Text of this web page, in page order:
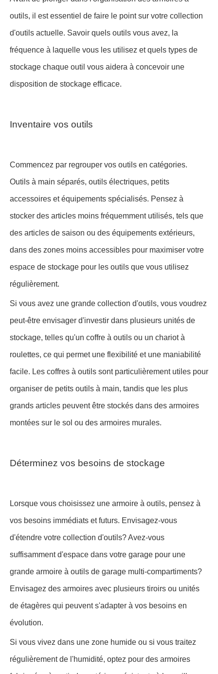
outils, il est essentiel de faire le point sur votre collection
d'outils actuelle. Savoir quels outils vous avez, la
fréquence à laquelle vous les utilisez et quels types de
stockage chaque outil vous aidera à concevoir une
disposition de stockage efficace.
Inventaire vos outils
Commencez par regrouper vos outils en catégories.
Outils à main séparés, outils électriques, petits
accessoires et équipements spécialisés. Pensez à
stocker des articles moins fréquemment utilisés, tels que
des articles de saison ou des équipements extérieurs,
dans des zones moins accessibles pour maximiser votre
espace de stockage pour les outils que vous utilisez
régulièrement.
Si vous avez une grande collection d'outils, vous voudrez
peut-être envisager d'investir dans plusieurs unités de
stockage, telles qu'un coffre à outils ou un chariot à
roulettes, ce qui permet une flexibilité et une maniabilité
facile. Les coffres à outils sont particulièrement utiles pour
organiser de petits outils à main, tandis que les plus
grands articles peuvent être stockés dans des armoires
montées sur le sol ou des armoires murales.
Déterminez vos besoins de stockage
Lorsque vous choisissez une armoire à outils, pensez à
vos besoins immédiats et futurs. Envisagez-vous
d'étendre votre collection d'outils? Avez-vous
suffisamment d'espace dans votre garage pour une
grande armoire à outils de garage multi-compartiments?
Envisagez des armoires avec plusieurs tiroirs ou unités
de étagères qui peuvent s'adapter à vos besoins en
évolution.
Si vous vivez dans une zone humide ou si vous traitez
régulièrement de l'humidité, optez pour des armoires